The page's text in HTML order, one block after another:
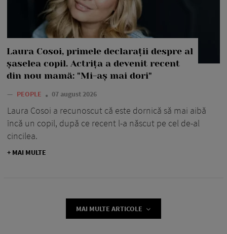
Laura Cosoi, primele declarații despre al
șaselea copil. Actrița a devenit recent
din nou mamă: "Mi-aș mai dori"
— PEOPLE 07 august 2026
Laura Cosoi a recunoscut că este dornică să mai aibă
încă un copil, după ce recent l-a născut pe cel de-al
cincilea.
+ MAI MULTE
MAI MULTE ARTICOLE